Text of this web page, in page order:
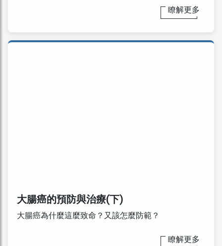
瞭解更多
大腸癌的預防與治療(下)
大腸癌為什麼這麼致命？又該怎麼防範？
瞭解更多